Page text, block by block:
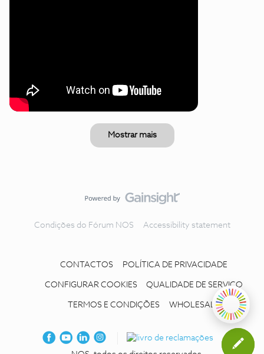
Mostrar mais
Condições do Fórum NOS Accessibility statement
CONTACTOS POLÍTICA DE PRIVACIDADE
CONFIGURAR COOKIES QUALIDADE DE SERVIÇO
TERMOS E CONDIÇÕES WHOLESALE